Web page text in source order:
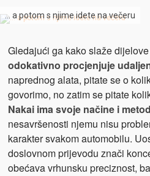
… a potom s njime idete na večeru
Gledajući ga kako slaže
odokativno procjenjuje
naprednog alata, pitate se o
govorimo, no zatim se pitate
Nakai ima svoje načine i
nesavršenosti njemu nisu
karakter svakom automobilu.
doslovnom prijevodu znači
obećava vrhunsku preciznost,